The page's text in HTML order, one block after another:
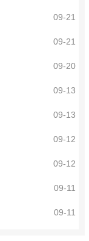
09-21
09-21
09-20
09-13
09-13
09-12
09-12
09-11
09-11